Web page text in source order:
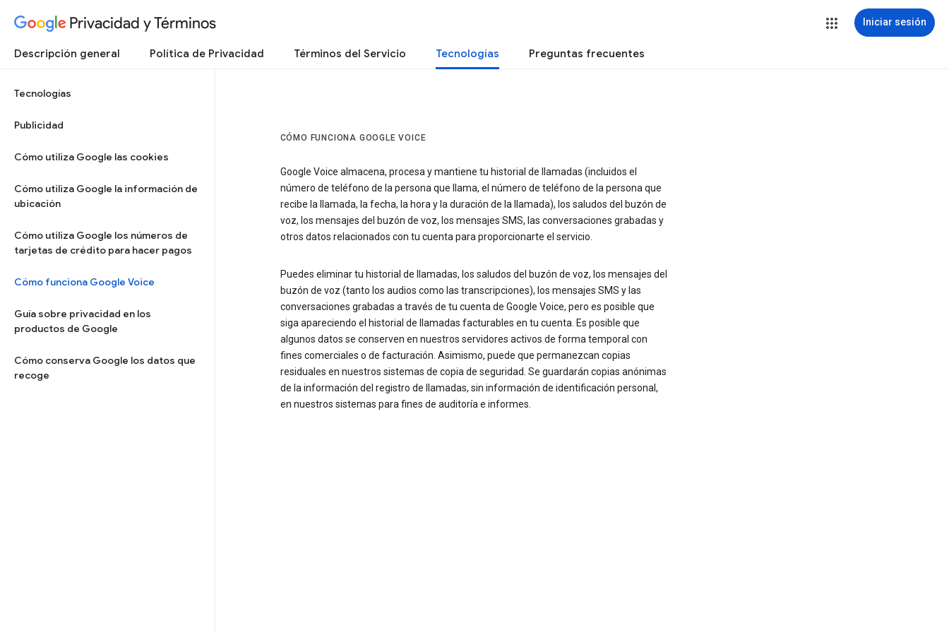
Privacidad y Términos Iniciar sesión
Descripción general Política de Privacidad Términos del Servicio Tecnologías Preguntas frecuentes
Tecnologías
Publicidad
Cómo utiliza Google las cookies
Cómo utiliza Google la información de
ubicación
Cómo utiliza Google los números de
tarjetas de crédito para hacer pagos
Cómo funciona Google Voice
Guía sobre privacidad en los
productos de Google
Cómo conserva Google los datos que
recoge
CÓMO FUNCIONA GOOGLE VOICE
Google Voice almacena, procesa y mantiene tu historial de llamadas (incluidos el
número de teléfono de la persona que llama, el número de teléfono de la persona que
recibe la llamada, la fecha, la hora y la duración de la llamada), los saludos del buzón de
voz, los mensajes del buzón de voz, los mensajes SMS, las conversaciones grabadas y
otros datos relacionados con tu cuenta para proporcionarte el servicio.
Puedes eliminar tu historial de llamadas, los saludos del buzón de voz, los mensajes del
buzón de voz (tanto los audios como las transcripciones), los mensajes SMS y las
conversaciones grabadas a través de tu cuenta de Google Voice, pero es posible que
siga apareciendo el historial de llamadas facturables en tu cuenta. Es posible que
algunos datos se conserven en nuestros servidores activos de forma temporal con
fines comerciales o de facturación. Asimismo, puede que permanezcan copias
residuales en nuestros sistemas de copia de seguridad. Se guardarán copias anónimas
de la información del registro de llamadas, sin información de identificación personal,
en nuestros sistemas para fines de auditoría e informes.